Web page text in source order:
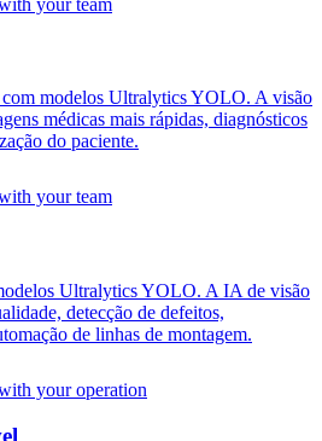
com modelos Ultralytics YOLO. A visão
médicas mais rápidas, diagnósticos
do paciente.
Ultralytics YOLO. A IA de visão
detecção de defeitos,
de linhas de montagem.